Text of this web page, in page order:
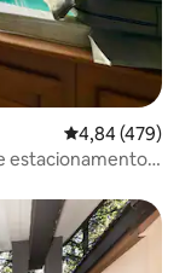
4,84 de uma
4,84 (479)
estacionamento